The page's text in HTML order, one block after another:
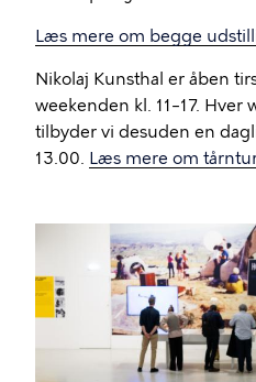
Læs mere om begge
Nikolaj Kunsthal er åben
weekenden kl. 11–17.
tilbyder vi desuden en
13.00. Læs mere om